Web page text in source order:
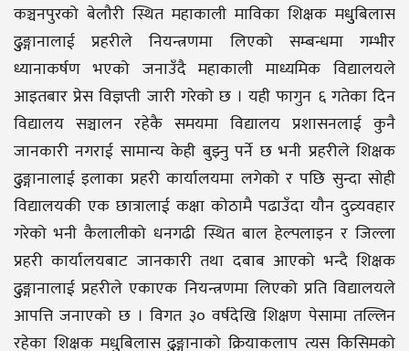
कञ्चनपुरको बेलौरी स्थित महाकाली माविका शिक्षक मधुुबिलास
ढुुङ्गानालाई प्रहरीले नियन्त्रणमा लिएको सम्बन्धमा गम्भीर
ध्यानाकर्षण भएको जनाउँदै महाकाली माध्यमिक विद्यालयले
आइतबार प्रेस विज्ञप्ती जारी गरेको छ । यही फागुन ६ गतेका दिन
विद्यालय सञ्चालन रहेकै समयमा विद्यालय प्रशासनलाई कुनै
जानकारी नगराई सामान्य केही बुझ्नु पर्ने छ भनी प्रहरीले शिक्षक
ढुुङ्गानालाई इलाका प्रहरी कार्यालयमा लगेको र पछि सुन्दा सोही
विद्यालयकी एक छात्रालाई कक्षा कोठामै पढाउँदा यौन दुव्र्यवहार
गरेको भनी कैलालीको धनगढी स्थित बाल हेल्पलाइन र जिल्ला
प्रहरी कार्यालयबाट जानकारी तथा दबाब आएको भन्दै शिक्षक
ढुुङ्गानालाई प्रहरीले एकाएक नियन्त्रणमा लिएको प्रति विद्यालयले
आपत्ति जनाएको छ । विगत ३० वर्षदेखि शिक्षण पेसामा तल्लिन
रहेका शिक्षक मधुुबिलास ढुुङ्गानाको क्रियाकलाप त्यस किसिमको